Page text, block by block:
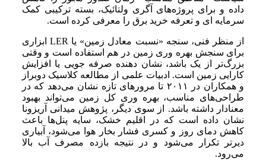
داده و برای پروژه‌های آگری ولتائیک، بسته ترکیبی کمک
سرمایه ای و تعرفه خرید برق را معرفی کرده است.
از منظر فنی، سنجه «نسبت معادل زمین» یا LER ابزاری
برای سنجش بهره وری زمین در هم استفاده است و وقتی
بزرگ‌تر از یک باشد، نشان دهنده صرفه جویی یا افزایش
کارایی زمین است. ادبیات علمی از مطالعه کلاسیک دوبراز
و همکاران در ۲۰۱۱ تا مرورهای تازه نشان می‌دهد که در
طراحی‌های مناسب، بهره وری کل زمین می‌تواند بهبود
معنادار داشته باشد. از سوی دیگر، پژوهش میدانی آریزونا
نشان داده است که در اقلیم خشک، سایه پنل‌ها باعث
کاهش دمای روز و کسری فشار بخار هوا می‌شود، آبیاری
دیرتر تکرار می‌شود و در نتیجه بازده مصرف آب بالا
می‌رود.